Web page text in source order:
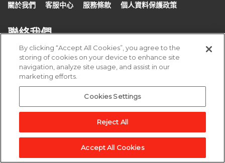
關於我們 客服中心 服務條款 個人資料保護政策
聯絡我們
110 台北市信義路五段106號2樓, A1室
cs-tw@edenred.com
週一～週五 10:00至18:00
版權所有 ©新加坡商宜睿智慧股份有限公司台灣分公司
By clicking “Accept All Cookies”, you agree to the
storing of cookies on your device to enhance site
navigation, analyze site usage, and assist in our
marketing efforts.
Cookies Settings
Reject All
Accept All Cookies